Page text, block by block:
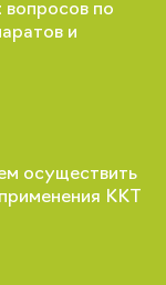
по
и
осуществить
ККТ